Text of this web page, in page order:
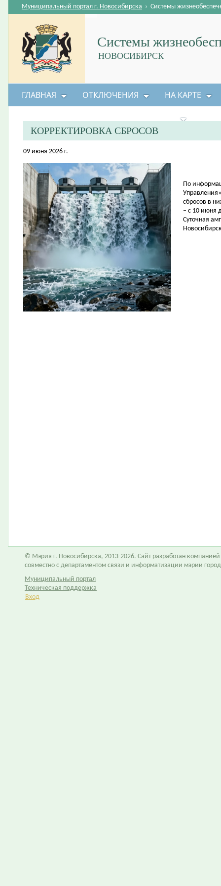
Системы
НОВОСИБИРСК
Муниципальный портал г. Новосибирска › Системы
ГЛАВНАЯ ОТКЛЮЧЕНИЯ НА КАРТЕ
КОРРЕКТИРОВКА СБРОСОВ
09 июня 2026 г.
По
сбросов в
– с 10 июня
Суточная
© Мэрия г. Новосибирска, 2013-2026. Сайт разработан компанией
совместно с департаментом связи и информатизации мэрии
Муниципальный портал
Техническая поддержка
Вход